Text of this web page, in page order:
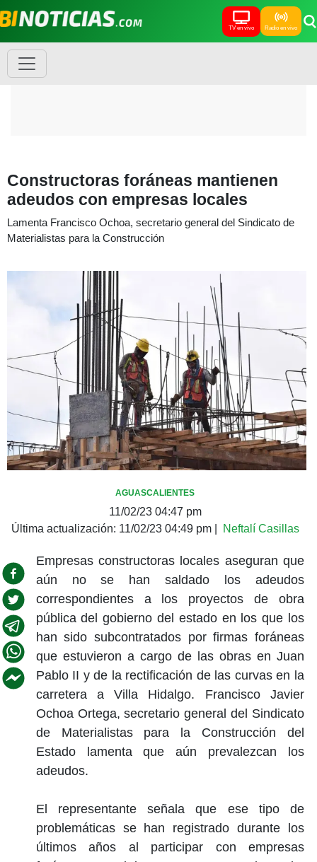
TV en vivo Radio en vivo
Constructoras foráneas mantienen
adeudos con empresas locales
Lamenta Francisco Ochoa, secretario general del Sindicato de
Materialistas para la Construcción
AGUASCALIENTES
11/02/23 04:47 pm
Última actualización: 11/02/23 04:49 pm| Neftalí Casillas
Empresas constructoras locales aseguran que
aún no se han saldado los adeudos
correspondientes a los proyectos de obra
pública del gobierno del estado en los que los
han sido subcontratados por firmas foráneas
que estuvieron a cargo de las obras en Juan
Pablo II y de la rectificación de las curvas en la
carretera a Villa Hidalgo. Francisco Javier
Ochoa Ortega, secretario general del Sindicato
de Materialistas para la Construcción del
Estado lamenta que aún prevalezcan los
adeudos.
El representante señala que ese tipo de
problemáticas se han registrado durante los
últimos años al participar con empresas